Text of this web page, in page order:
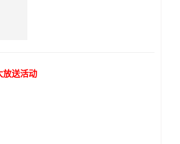
放送活动